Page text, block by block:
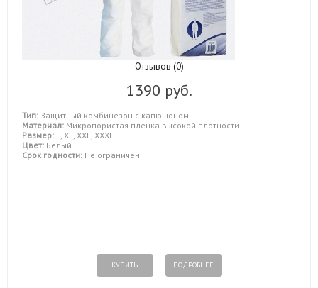
Отзывов (0)
1390 руб.
Тип: Защитный комбинезон с капюшоном
Материал: Микропористая пленка высокой плотности
Размер: L, XL, XXL, XXXL
Цвет: Белый
Срок годности: Не ограничен
КУПИТЬ ПОДРОБНЕЕ